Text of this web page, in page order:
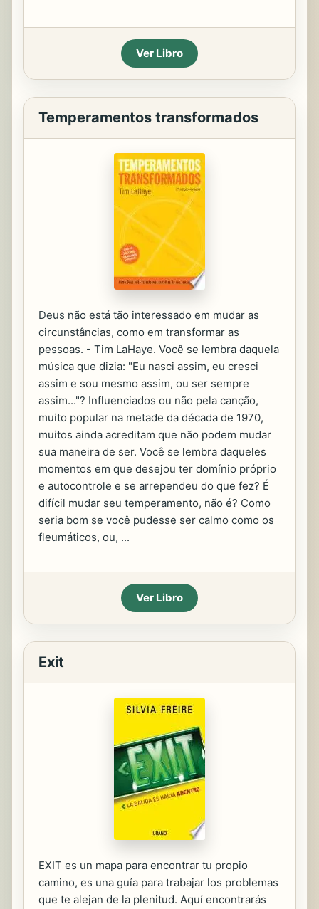
Ver Libro
Temperamentos transformados
Deus não está tão interessado em mudar as
circunstâncias, como em transformar as
pessoas. - Tim LaHaye. Você se lembra daquela
música que dizia: "Eu nasci assim, eu cresci
assim e sou mesmo assim, ou ser sempre
assim..."? Influenciados ou não pela canção,
muito popular na metade da década de 1970,
muitos ainda acreditam que não podem mudar
sua maneira de ser. Você se lembra daqueles
momentos em que desejou ter domínio próprio
e autocontrole e se arrependeu do que fez? É
difícil mudar seu temperamento, não é? Como
seria bom se você pudesse ser calmo como os
fleumáticos, ou, ...
Ver Libro
Exit
EXIT es un mapa para encontrar tu propio
camino, es una guía para trabajar los problemas
que te alejan de la plenitud. Aquí encontrarás